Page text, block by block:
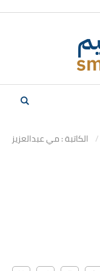
الكاتبة : مي عبدالعزيز